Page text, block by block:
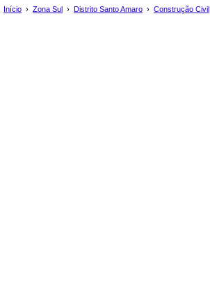
Início › Zona Sul › Distrito Santo Amaro › Construção Civil